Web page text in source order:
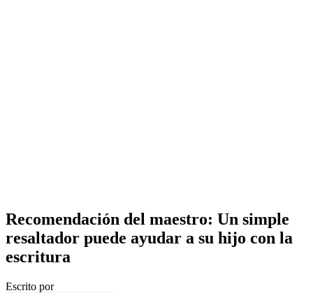
Recomendación del maestro: Un simple
resaltador puede ayudar a su hijo con la
escritura
Escrito por